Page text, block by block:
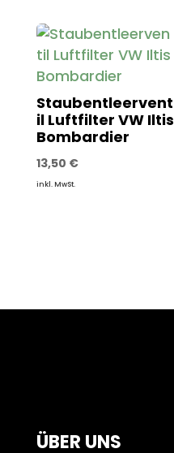
Staubentleervent
il Luftfilter VW Iltis
Bombardier
13,50 €
inkl. MwSt.
ÜBER UNS